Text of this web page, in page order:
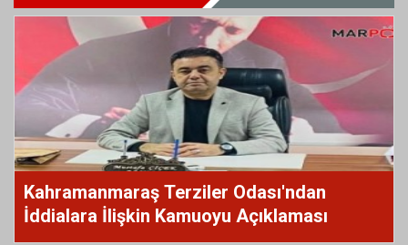
Kahramanmaraş Terziler Odası'ndan
İddialara İlişkin Kamuoyu Açıklaması